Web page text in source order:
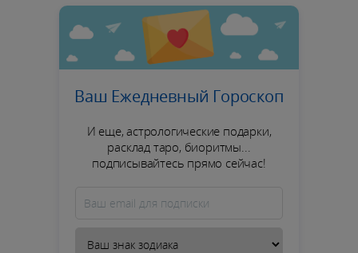
Ваш Ежедневный Гороскоп
И еще, астрологические подарки,
расклад таро, биоритмы...
подписывайтесь прямо сейчас!